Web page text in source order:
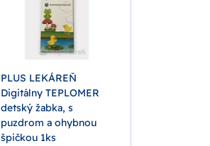
PLUS LEKÁREŇ
Digitálny TEPLOMER
detský žabka, s
puzdrom a ohybnou
špičkou 1ks